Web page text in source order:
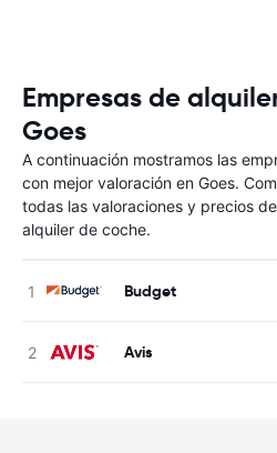
Empresas de
Goes
A continuación mostramos las
con mejor valoración en Goes.
todas las valoraciones y precios
alquiler de coche.
Budget
Avis